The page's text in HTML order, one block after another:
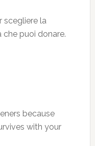
scegliere la
che puoi donare.
because
with your